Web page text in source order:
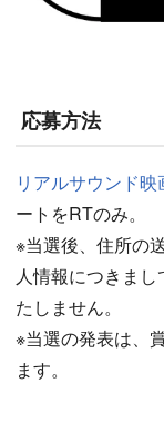
応募方法
リアルサウンド
ートをRTのみ。
※当選後、住所の
人情報につきま
たしません。
※当選の発表は、
ます。